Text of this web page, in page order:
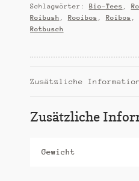
Schlagwörter:
Bio-Tees ,
Roibush , Rooibos , Roibos ,
Rotbusch
Zusätzliche
Zusätzliche
Gewicht